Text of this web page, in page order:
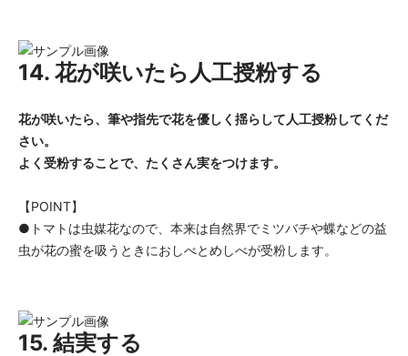
14. 花が咲いたら人工授粉する
花が咲いたら、筆や指先で花を優しく揺らして人工授粉してくだ
さい。
よく受粉することで、たくさん実をつけます。
【POINT】
●トマトは虫媒花なので、本来は自然界でミツバチや蝶などの益
虫が花の蜜を吸うときにおしべとめしべが受粉します。
15. 結実する